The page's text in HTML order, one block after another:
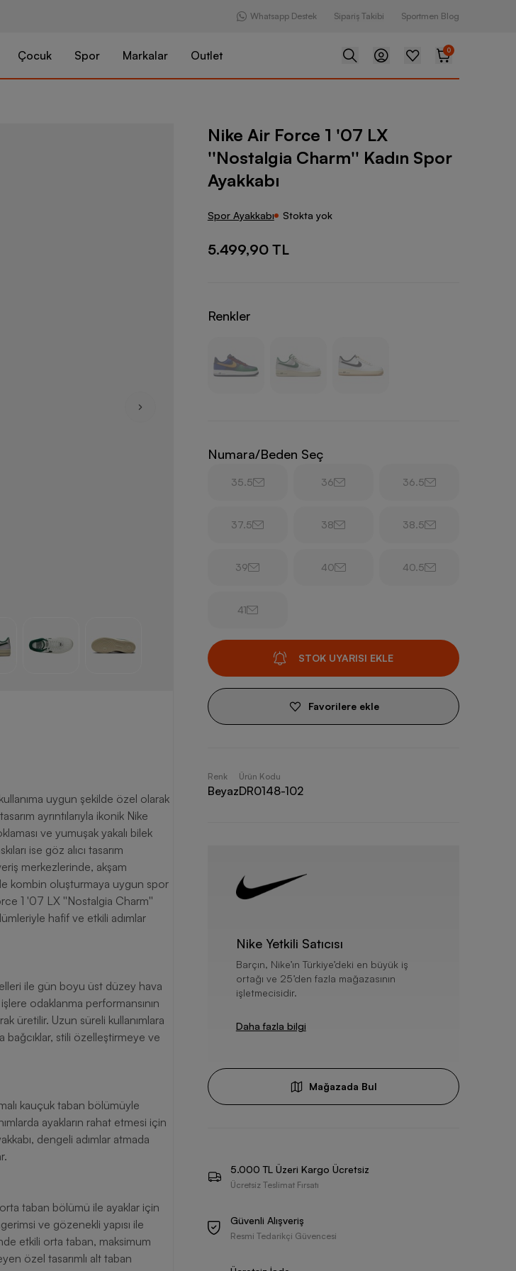
Whatsapp Destek Sipariş Takibi Sportmen Blog
Çocuk Spor Markalar Outlet 0
Nike Air Force 1 '07 LX ''Nostalgia Charm'' Kadın Spor Ayakkabı
uygun şekilde özel olarak
ayrıntılarıyla ikonik Nike
ve yumuşak yakalı bilek
ise göz alıcı tasarım
merkezlerinde, akşam
kombin oluşturmaya uygun spor
1 '07 LX ''Nostalgia Charm''
hafif ve etkili adımlar
ile gün boyu üst düzey hava
odaklanma performansının
üretilir. Uzun süreli kullanımlara
bağcıklar, stili özelleştirmeye ve
kauçuk taban bölümüyle
ayakların rahat etmesi için
dengeli adımlar atmada
taban bölümü ile ayaklar için
ve gözenekli yapısı ile
etkili orta taban, maksimum
özel tasarımlı alt taban
Nike Air Force 1 '07 LX
''Nostalgia Charm'' Kadın Spor
Ayakkabı
Spor Ayakkabı Stokta yok
5.499,90 TL
Renkler
Numara/Beden Seç
35.5 36 36.5
37.5 38 38.5
39 40 40.5
41
STOK UYARISI EKLE
Favorilere ekle
Renk
Beyaz
Ürün Kodu
DR0148-102
Nike Yetkili Satıcısı
Barçın, Nike’ın Türkiye’deki en büyük iş
ortağı ve 25’den fazla mağazasının
işletmecisidir.
Daha fazla bilgi
Mağazada Bul
5.000 TL Üzeri Kargo Ücretsiz
Ücretsiz Teslimat Fırsatı
Güvenli Alışveriş
Resmi Tedarikçi Güvencesi